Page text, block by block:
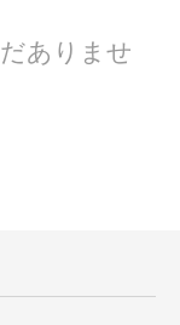
ありませ